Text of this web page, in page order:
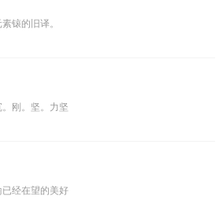
锿的旧译。
刚。坚。力坚
经在望的美好